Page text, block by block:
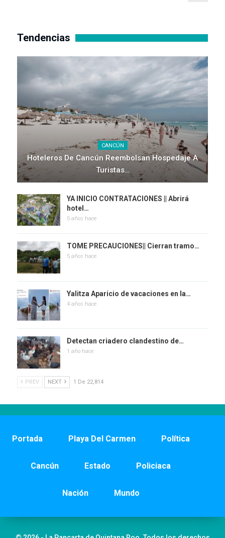
Tendencias
CANCÚN
Hoteleros De Cancún Reembolsan Hospedaje A
Turistas…
YA INICIO CONTRATACIONES || Abrirá
hotel…
5 años hace
TOME PRECAUCIONES|| Cierran tramo…
5 años hace
Yalitza Aparicio de vacaciones en la…
4 años hace
Detectan criadero clandestino de…
1 año hace
PREV NEXT 1 De 22,814
Portada Playa Del Carmen Política
Cancún Estado Policiaca
Nación Mundo